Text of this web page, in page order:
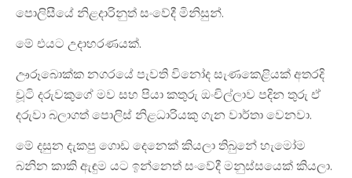
පොලිසීයේ නිළදාරිනුත් සංවේදී මිනිසුන්.
මේ එයට උදාහරණයක්.
ඌරූබොක්ක නගරයේ පැවති විනෝද සැණකෙළියක් අතරදි
චූටි දරුවකුගේ මව සහ පියා කතුරු ඔංචිල්ලාව පදින තුරු ඒ
දරුවා බලාගත් පොලිස් නිළධාරියකු ගැන වාර්තා වෙනවා.
මේ දසුන දැකපු ගොඩ දෙනෙක් කියලා තිබුනේ හැමෝම
බනින කාකි ඇඳුම යට ඉන්නෙත් සංවේදී මනුස්සයෙක් කියලා.